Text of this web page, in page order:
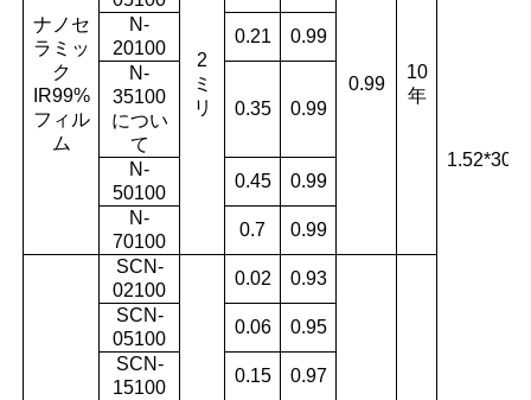
1.52*30m
ナノセ
ラミッ
ク
IR99%
フィル
ム
2
ミ
リ
0.99
10
年
N-
20100
0.21
0.99
N-
35100
につい
て
0.35 0.99
N-
50100
0.45
0.99
N-
70100
0.7 0.99
SCN-
02100
0.02 0.93
SCN-
05100
0.06
0.95
SCN-
15100
0.15
0.97